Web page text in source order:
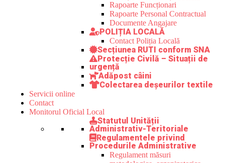
Rapoarte Funcționari
Rapoarte Personal Contractual
Documente Angajare
POLIȚIA LOCALĂ
Contact Poliția Locală
Secțiunea RUTI conform SNA
Protecție Civilă – Situații de
urgență
Adăpost câini
Colectarea deșeurilor textile
Servicii online
Contact
Monitorul Oficial Local
Statutul Unității
Administrativ-Teritoriale
Regulamentele privind
Procedurile Administrative
Regulament măsuri